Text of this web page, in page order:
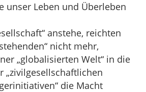
unser Leben und Überleben
anstehe, reichten
nicht mehr,
„globalisierten Welt“ in die
„zivilgesellschaftlichen
die Macht